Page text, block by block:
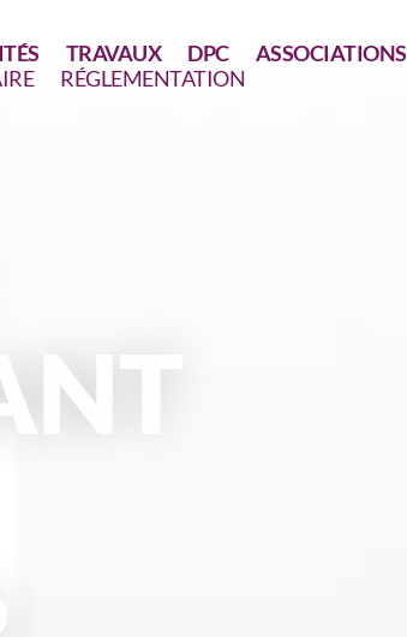
TRAVAUX DPC ASSOCIATIONS
RÉGLEMENTATION